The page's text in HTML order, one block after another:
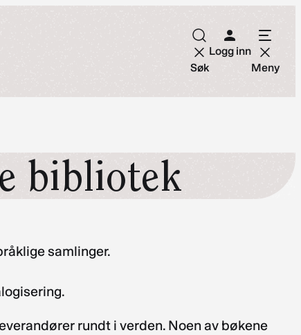
Søk
Logg inn
Meny
bibliotek
samlinger.
rundt i verden. Noen av bøkene